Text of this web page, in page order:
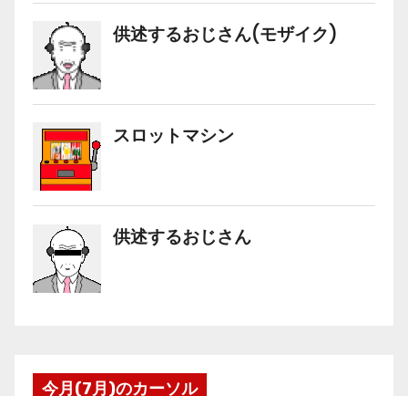
今月(7月)のカーソル